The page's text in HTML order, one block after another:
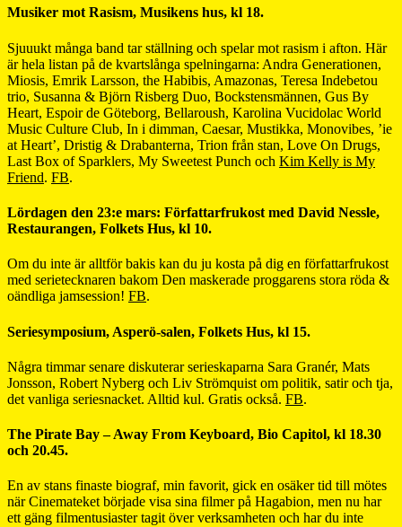
Musiker mot Rasism, Musikens hus, kl 18.
Sjuuukt många band tar ställning och spelar mot rasism i afton. Här
är hela listan på de kvartslånga spelningarna: Andra Generationen,
Miosis, Emrik Larsson, the Habibis, Amazonas, Teresa Indebetou
trio, Susanna & Björn Risberg Duo, Bockstensmännen, Gus By
Heart, Espoir de Göteborg, Bellaroush, Karolina Vucidolac World
Music Culture Club, In i dimman, Caesar, Mustikka, Monovibes, ’ie
at Heart’, Dristig & Drabanterna, Trion från stan, Love On Drugs,
Last Box of Sparklers, My Sweetest Punch och Kim Kelly is My
Friend. FB.
Lördagen den 23:e mars: Författarfrukost med David Nessle,
Restaurangen, Folkets Hus, kl 10.
Om du inte är alltför bakis kan du ju kosta på dig en författarfrukost
med serietecknaren bakom Den maskerade proggarens stora röda &
oändliga jamsession! FB.
Seriesymposium, Asperö-salen, Folkets Hus, kl 15.
Några timmar senare diskuterar serieskaparna Sara Granér, Mats
Jonsson, Robert Nyberg och Liv Strömquist om politik, satir och tja,
det vanliga seriesnacket. Alltid kul. Gratis också. FB.
The Pirate Bay – Away From Keyboard, Bio Capitol, kl 18.30
och 20.45.
En av stans finaste biograf, min favorit, gick en osäker tid till mötes
när Cinemateket började visa sina filmer på Hagabion, men nu har
ett gäng filmentusiaster tagit över verksamheten och har du inte